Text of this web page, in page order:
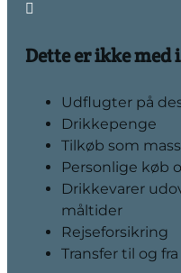

Dette er ikke med
Udflugter på
Drikkepenge
Tilkøb som
Personlige køb
Drikkevarer
måltider
Rejseforsikring
Transfer til og